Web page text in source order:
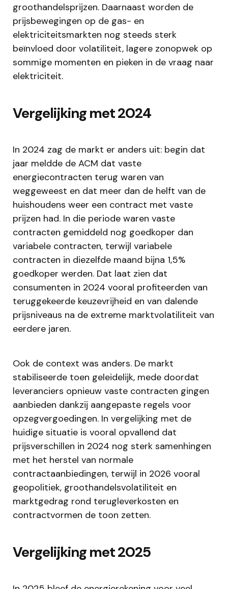
groothandelsprijzen. Daarnaast worden de
prijsbewegingen op de gas- en
elektriciteitsmarkten nog steeds sterk
beïnvloed door volatiliteit, lagere zonopwek op
sommige momenten en pieken in de vraag naar
elektriciteit.
Vergelijking met 2024
In 2024 zag de markt er anders uit: begin dat
jaar meldde de ACM dat vaste
energiecontracten terug waren van
weggeweest en dat meer dan de helft van de
huishoudens weer een contract met vaste
prijzen had. In die periode waren vaste
contracten gemiddeld nog goedkoper dan
variabele contracten, terwijl variabele
contracten in diezelfde maand bijna 1,5%
goedkoper werden. Dat laat zien dat
consumenten in 2024 vooral profiteerden van
teruggekeerde keuzevrijheid en van dalende
prijsniveaus na de extreme marktvolatiliteit van
eerdere jaren.
Ook de context was anders. De markt
stabiliseerde toen geleidelijk, mede doordat
leveranciers opnieuw vaste contracten gingen
aanbieden dankzij aangepaste regels voor
opzegvergoedingen. In vergelijking met de
huidige situatie is vooral opvallend dat
prijsverschillen in 2024 nog sterk samenhingen
met het herstel van normale
contractaanbiedingen, terwijl in 2026 vooral
geopolitiek, groothandelsvolatiliteit en
marktgedrag rond terugleverkosten en
contractvormen de toon zetten.
Vergelijking met 2025